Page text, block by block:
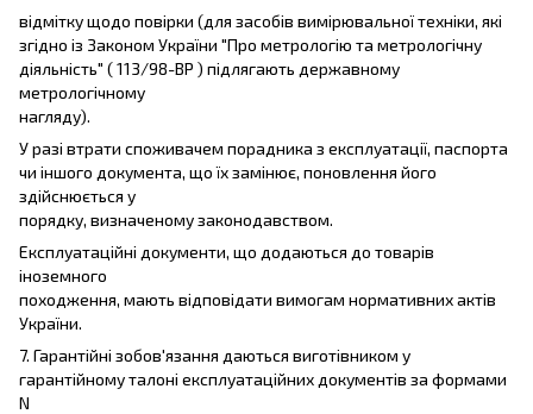
відмітку щодо повірки (для засобів вимірювальної техніки, які
згідно із Законом України "Про метрологію та метрологічну
діяльність" ( 113/98-ВР ) підлягають державному
метрологічному
нагляду).
У разі втрати споживачем порадника з експлуатації, паспорта
чи іншого документа, що їх замінює, поновлення його
здійснюється у
порядку, визначеному законодавством.
Експлуатаційні документи, що додаються до товарів
іноземного
походження, мають відповідати вимогам нормативних актів
України.
7. Гарантійні зобов'язання даються виготівником у
гарантійному талоні експлуатаційних документів за формами
N